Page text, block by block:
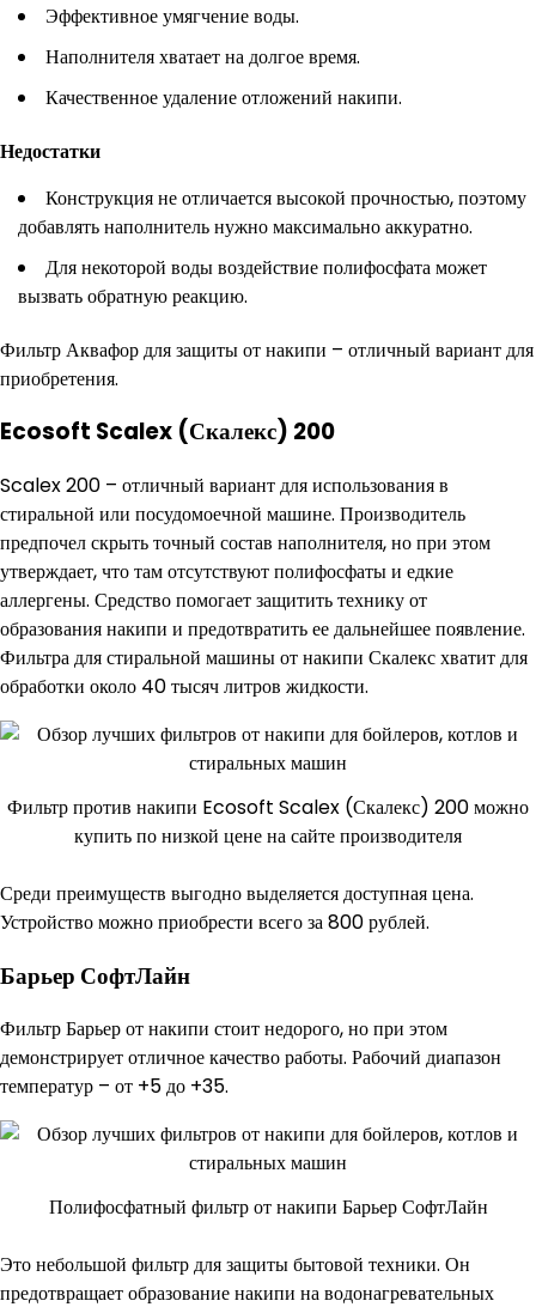
Эффективное умягчение воды.
Наполнителя хватает на долгое время.
Качественное удаление отложений накипи.
Недостатки
Конструкция не отличается высокой прочностью, поэтому
добавлять наполнитель нужно максимально аккуратно.
Для некоторой воды воздействие полифосфата может
вызвать обратную реакцию.
Фильтр Аквафор для защиты от накипи – отличный вариант для
приобретения.
Ecosoft Scalex (Скалекс) 200
Scalex 200 – отличный вариант для использования в
стиральной или посудомоечной машине. Производитель
предпочел скрыть точный состав наполнителя, но при этом
утверждает, что там отсутствуют полифосфаты и едкие
аллергены. Средство помогает защитить технику от
образования накипи и предотвратить ее дальнейшее появление.
Фильтра для стиральной машины от накипи Скалекс хватит для
обработки около 40 тысяч литров жидкости.
Фильтр против накипи Ecosoft Scalex (Скалекс) 200 можно
купить по низкой цене на сайте производителя
Среди преимуществ выгодно выделяется доступная цена.
Устройство можно приобрести всего за 800 рублей.
Барьер СофтЛайн
Фильтр Барьер от накипи стоит недорого, но при этом
демонстрирует отличное качество работы. Рабочий диапазон
температур – от +5 до +35.
Полифосфатный фильтр от накипи Барьер СофтЛайн
Это небольшой фильтр для защиты бытовой техники. Он
предотвращает образование накипи на водонагревательных